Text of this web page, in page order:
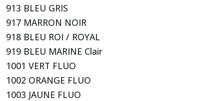
913 BLEU GRIS
917 MARRON NOIR
918 BLEU ROI / ROYAL
919 BLEU MARINE Clair
1001 VERT FLUO
1002 ORANGE FLUO
1003 JAUNE FLUO